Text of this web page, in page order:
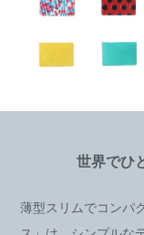
世界でひ
薄型スリムでコンパ